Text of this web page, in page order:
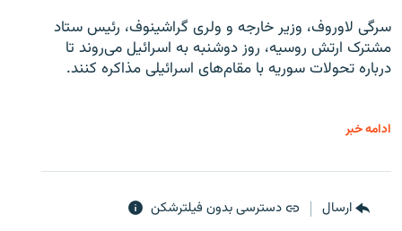
سرگی لاوروف، وزیر خارجه و ولری گراشینوف، رئیس ستاد
مشترک ارتش روسیه، روز دوشنبه به اسرائیل می‌روند تا
درباره تحولات سوریه با مقام‌های اسرائیلی مذاکره کنند.
ادامه خبر
ارسال دسترسی بدون فیلترشکن